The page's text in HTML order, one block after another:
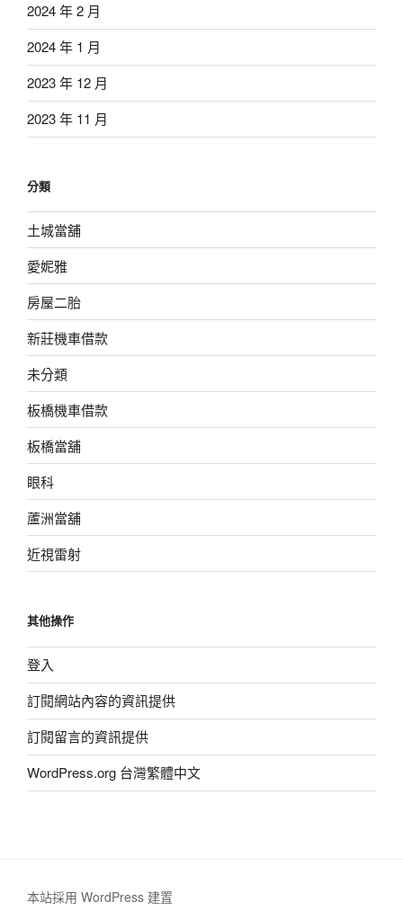
2024 年 2 月
2024 年 1 月
2023 年 12 月
2023 年 11 月
分類
土城當舖
愛妮雅
房屋二胎
新莊機車借款
未分類
板橋機車借款
板橋當舖
眼科
蘆洲當舖
近視雷射
其他操作
登入
訂閱網站內容的資訊提供
訂閱留言的資訊提供
WordPress.org 台灣繁體中文
本站採用 WordPress 建置